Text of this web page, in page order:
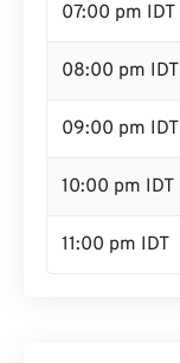
07:00 pm IDT
08:00 pm IDT
09:00 pm IDT
10:00 pm IDT
11:00 pm IDT